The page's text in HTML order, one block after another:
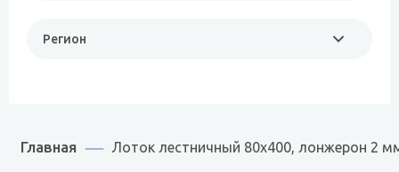
Регион
Главная Лоток лестничный 80х400, лонжерон 2